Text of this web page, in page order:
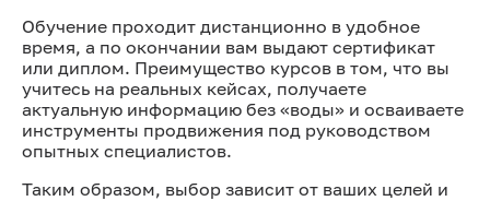
Обучение проходит дистанционно в удобное
время, а по окончании вам выдают сертификат
или диплом. Преимущество курсов в том, что вы
учитесь на реальных кейсах, получаете
актуальную информацию без «воды» и осваиваете
инструменты продвижения под руководством
опытных специалистов.
Таким образом, выбор зависит от ваших целей и